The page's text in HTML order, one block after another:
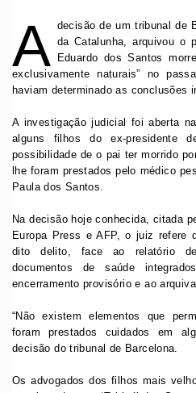
A decisão de um tribunal de
da Catalunha, arquivou o
Eduardo dos Santos
exclusivamente naturais” no
haviam determinado as conclusões
A investigação judicial foi aberta
alguns filhos do ex-presidente
possibilidade de o pai ter morrido
lhe foram prestados pelo médico
Paula dos Santos.
Na decisão hoje conhecida, citada
Europa Press e AFP, o juiz refere
dito delito, face ao relatório
documentos de saúde
encerramento provisório e ao
“Não existem elementos que
foram prestados cuidados em
decisão do tribunal de Barcelona.
Os advogados dos filhos mais